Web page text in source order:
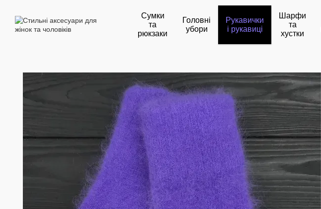
Сумки
та
рюкзаки
Головні
убори
Рукавички
і рукавиці
Шарфи
та
хустки